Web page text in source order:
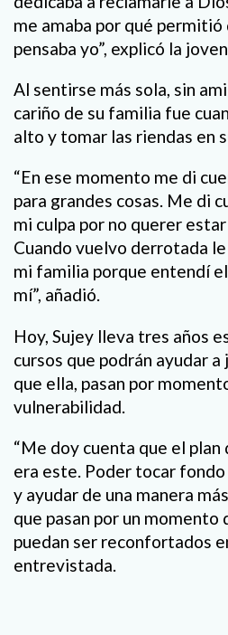
me amaba por qué permitió
pensaba yo”, explicó la
Al sentirse más sola, sin
cariño de su familia fue
alto y tomar las riendas en
“En ese momento me di
para grandes cosas. Me di
mi culpa por no querer
Cuando vuelvo derrotada
mi familia porque entendí
mí”, añadió.
Hoy, Sujey lleva tres años
cursos que podrán ayudar
que ella, pasan por
vulnerabilidad.
“Me doy cuenta que el plan
era este. Poder tocar
y ayudar de una manera
que pasan por un momento
puedan ser reconfortados
entrevistada.